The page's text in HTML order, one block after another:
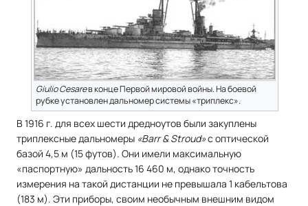
Giulio Cesareв конце Первой мировой войны. На боевой
рубке установлен дальномер системы «триплекс».
В 1916 г. для всех шести дредноутов были закуплены
триплексные дальномеры «Barr & Stroud»с оптической
базой 4,5 м (15 футов). Они имели максимальную
«паспортную» дальность 16 460 м, однако точность
измерения на такой дистанции не превышала 1 кабельтова
(183 м). Эти приборы, своим необычным внешним видом